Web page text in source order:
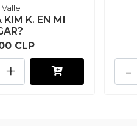
Valle
K. EN MI
CLP
+ -